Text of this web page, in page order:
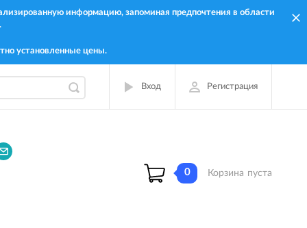
информацию, запоминая предпочтения в области
установленные цены.
Вход Регистрация
0 Корзина пуста